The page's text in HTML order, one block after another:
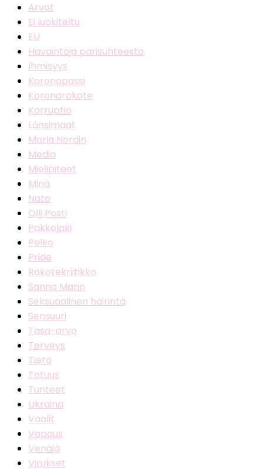
Arvot
Ei luokiteltu
EU
Havaintoja parisuhteesta
Ihmisyys
Koronapassi
Koronarokote
Korruptio
Länsimaat
Maria Nordin
Media
Mielipiteet
Minä
Nato
Olli Posti
Pakkolaki
Pelko
Pride
Rokotekriitikko
Sanna Marin
Seksuaalinen häirintä
Sensuuri
Tasa-arvo
Terveys
Tieto
Totuus
Tunteet
Ukraina
Vaalit
Vapaus
Venäjä
Virukset